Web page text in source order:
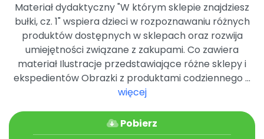
Materiał dydaktyczny "W którym sklepie znajdziesz
bułki, cz. 1" wspiera dzieci w rozpoznawaniu różnych
produktów dostępnych w sklepach oraz rozwija
umiejętności związane z zakupami. Co zawiera
materiał Ilustracje przedstawiające różne sklepy i
ekspedientów Obrazki z produktami codziennego ...
więcej
Pobierz